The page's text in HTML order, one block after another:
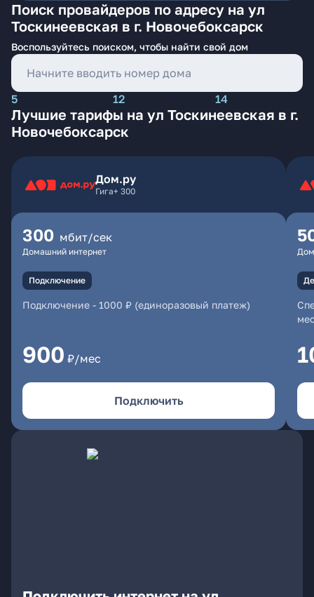
Поиск провайдеров по адресу на ул
Тоскинеевская в г. Новочебоксарск
Воспользуйтесь поиском, чтобы найти свой дом
5 12 14
Лучшие тарифы на ул Тоскинеевская в г.
Новочебоксарск
Дом.ру
Гига+ 300
300 мбит/сек
Домашний интернет
Подключение
Подключение - 1000 ₽ (единоразовый платеж)
900 ₽/мес
Подключить